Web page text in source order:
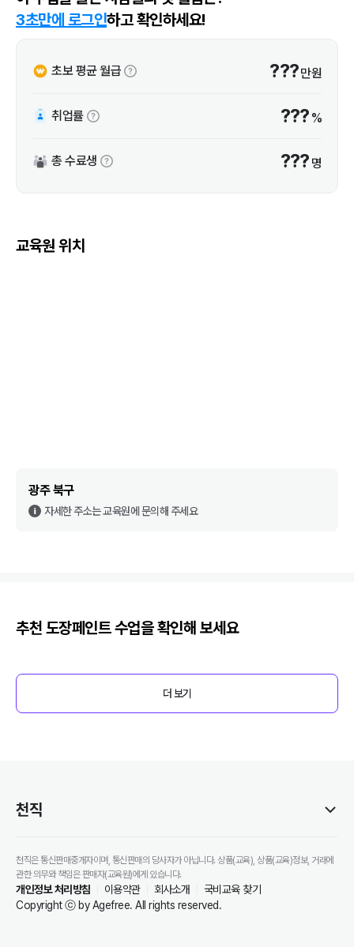
3초만에 로그인하고 확인하세요!
초보 평균 월급 ???만원
취업률 ??? %
총 수료생 ??? 명
교육원 위치
광주 북구
자세한 주소는 교육원에 문의해 주세요
추천 도장페인트수업을 확인해 보세요
더 보기
천직
천직은 통신판매중개자이며, 통신판매의 당사자가 아닙니다. 상품(교육), 상품(교육)정보, 거래에
관한 의무와 책임은 판매자(교육원)에게 있습니다.
개인정보 처리방침 이용약관 회사소개
국비교육 찾기
Copyright ⓒ by Agefree. All rights reserved.